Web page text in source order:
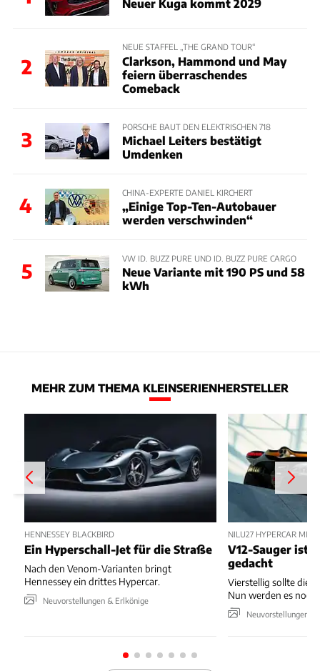
Neuer Kuga kommt 2029
2
NEUE STAFFEL „THE GRAND TOUR“
Clarkson, Hammond und May
feiern überraschendes
Comeback
3
PORSCHE BAUT DEN ELEKTRISCHEN 718
Michael Leiters bestätigt
Umdenken
4
CHINA-EXPERTE DANIEL KIRCHERT
„Einige Top-Ten-Autobauer
werden verschwinden“
5
VW ID. BUZZ PURE UND ID. BUZZ PURE CARGO
Neue Variante mit 190 PS und 58
kWh
MEHR ZUM THEMA KLEINSERIENHERSTELLER
HENNESSEY BLACKBIRD
Ein Hyperschall-Jet für die Straße
Nach den Venom-Varianten bringt
Hennessey ein drittes Hypercar.
Neuvorstellungen & Erlkönige
NILU27 HYPERCAR MIT
V12-Sauger ist
gedacht
Vierstellig sollte die
Nun werden es noch
Neuvorstellungen &